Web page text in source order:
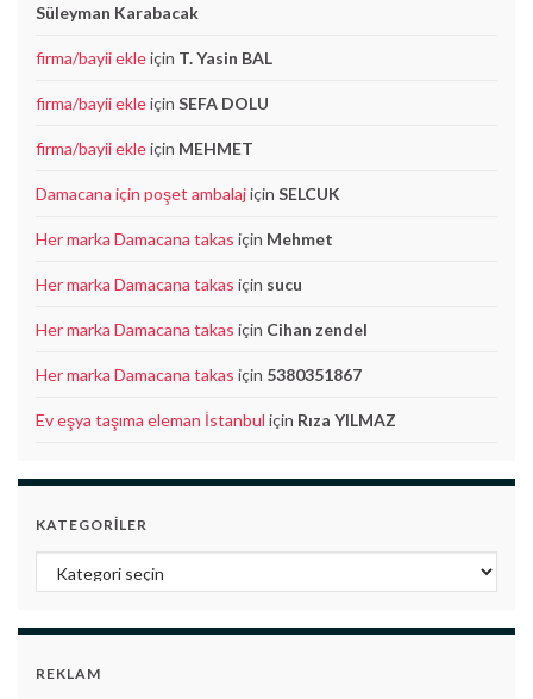
Süleyman Karabacak
firma/bayii ekleiçin T. Yasin BAL
firma/bayii ekleiçin SEFA DOLU
firma/bayii ekleiçin MEHMET
Damacana için poşet ambalajiçin SELCUK
Her marka Damacana takas için Mehmet
Her marka Damacana takas için sucu
Her marka Damacana takas için Cihan zendel
Her marka Damacana takas için 5380351867
Ev eşya taşıma eleman İstanbul için Rıza YILMAZ
KATEGORILER
Kategoriler
REKLAM